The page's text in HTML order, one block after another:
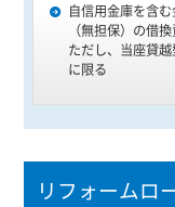
自信用金庫を含
（無担保）の借
ただし、当座貸
に限る
リフォームロ